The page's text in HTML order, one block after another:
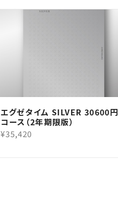
エグゼタイム SILVER 30600円
コース（2年期限版）
¥35,420